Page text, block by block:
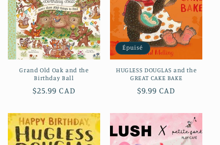
Grand Old Oak and the
Birthday Ball
Prix
$25.99 CAD
Épuisé
HUGLESS DOUGLAS and the
GREAT CAKE BAKE
Prix
$9.99 CAD